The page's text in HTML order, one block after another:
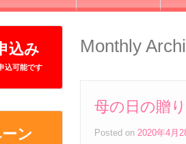
込み
込可能です
ン
Monthly
母の日の贈
Posted on2020年4月